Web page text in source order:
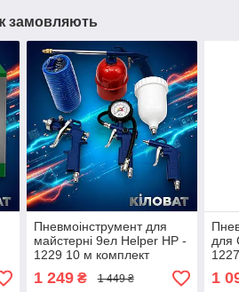
замовляють
Пневмоінструмент для
майстерні 9ел Helper HP -
1229 10 м комплект
пневмоінструментів для
гаража
1 249₴ 1 449 ₴
для
1